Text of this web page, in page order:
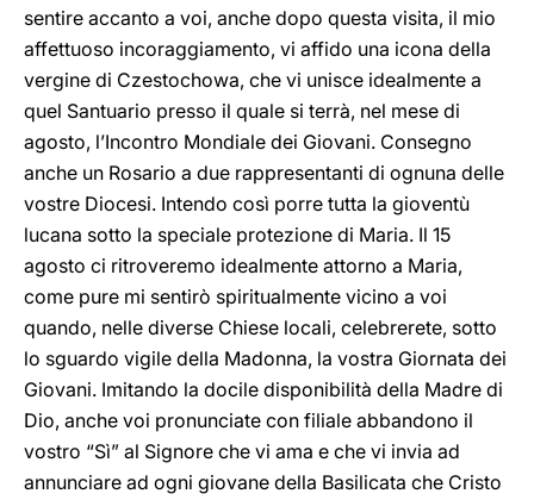
sentire accanto a voi, anche dopo questa visita, il mio
affettuoso incoraggiamento, vi affido una icona della
vergine di Czestochowa, che vi unisce idealmente a
quel Santuario presso il quale si terrà, nel mese di
agosto, l’Incontro Mondiale dei Giovani. Consegno
anche un Rosario a due rappresentanti di ognuna delle
vostre Diocesi. Intendo così porre tutta la gioventù
lucana sotto la speciale protezione di Maria. Il 15
agosto ci ritroveremo idealmente attorno a Maria,
come pure mi sentirò spiritualmente vicino a voi
quando, nelle diverse Chiese locali, celebrerete, sotto
lo sguardo vigile della Madonna, la vostra Giornata dei
Giovani. Imitando la docile disponibilità della Madre di
Dio, anche voi pronunciate con filiale abbandono il
vostro “Sì” al Signore che vi ama e che vi invia ad
annunciare ad ogni giovane della Basilicata che Cristo